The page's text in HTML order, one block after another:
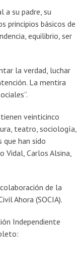
a su padre, su
principios básicos de
equilibrio, ser
la verdad, luchar
La mentira
veinticinco
teatro, sociología,
han sido
Vidal, Carlos Alsina,
de la
Ahora (SOCIA).
Independiente